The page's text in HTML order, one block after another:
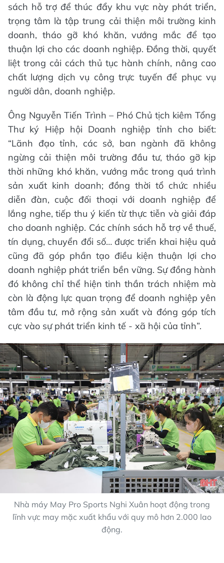
sách hỗ trợ để thúc đẩy khu vực này phát triển,
trọng tâm là tập trung cải thiện môi trường kinh
doanh, tháo gỡ khó khăn, vướng mắc để tạo
thuận lợi cho các doanh nghiệp. Đồng thời, quyết
liệt trong cải cách thủ tục hành chính, nâng cao
chất lượng dịch vụ công trực tuyến để phục vụ
người dân, doanh nghiệp.
Ông Nguyễn Tiến Trình – Phó Chủ tịch kiêm Tổng
Thư ký Hiệp hội Doanh nghiệp tỉnh cho biết:
“Lãnh đạo tỉnh, các sở, ban ngành đã không
ngừng cải thiện môi trường đầu tư, tháo gỡ kịp
thời những khó khăn, vướng mắc trong quá trình
sản xuất kinh doanh; đồng thời tổ chức nhiều
diễn đàn, cuộc đối thoại với doanh nghiệp để
lắng nghe, tiếp thu ý kiến từ thực tiễn và giải đáp
cho doanh nghiệp. Các chính sách hỗ trợ về thuế,
tín dụng, chuyển đổi số… được triển khai hiệu quả
cũng đã góp phần tạo điều kiện thuận lợi cho
doanh nghiệp phát triển bền vững. Sự đồng hành
đó không chỉ thể hiện tinh thần trách nhiệm mà
còn là động lực quan trọng để doanh nghiệp yên
tâm đầu tư, mở rộng sản xuất và đóng góp tích
cực vào sự phát triển kinh tế - xã hội của tỉnh”.
Nhà máy May Pro Sports Nghi Xuân hoạt động trong
lĩnh vực may mặc xuất khẩu với quy mô hơn 2.000 lao
động.